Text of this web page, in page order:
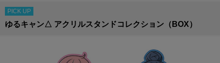
PICK UP
ゆるキャン△ アクリルスタンドコレクション（BOX）